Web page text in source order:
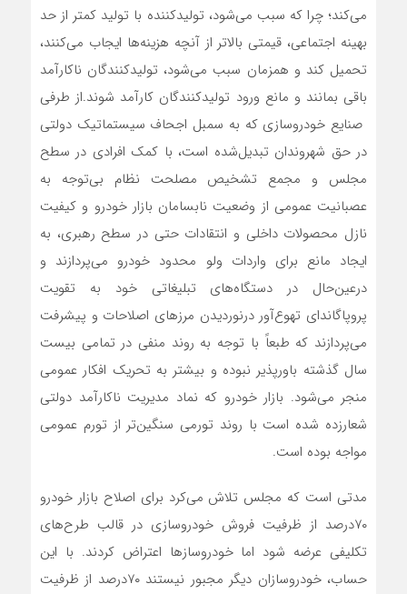
می‌کند؛ چرا که سبب می‌شود، تولیدکننده با تولید کمتر از حد
بهینه اجتماعی، قیمتی بالاتر از آنچه هزینه‌ها ایجاب می‌کنند،
تحمیل کند و همزمان سبب می‌شود، تولیدکنندگان ناکارآمد
باقی بمانند و مانع ورود تولیدکنندگان کارآمد شوند.از طرفی
صنایع خودروسازی که به سمبل اجحاف سیستماتیک دولتی
در حق شهروندان تبدیل‌شده است، با کمک افرادی در سطح
مجلس و مجمع تشخیص مصلحت نظام بی‌توجه به
عصبانیت عمومی از وضعیت نابسامان بازار خودرو و کیفیت
نازل محصولات داخلی و انتقادات حتی در سطح رهبری، به
ایجاد مانع برای واردات ولو محدود خودرو می‌پردازند و
درعین‌حال در دستگاه‌های تبلیغاتی خود به تقویت
پروپاگاندای تهوع‌آور درنوردیدن مرزهای اصلاحات و پیشرفت
می‌پردازند که طبعاً با توجه به روند منفی در تمامی بیست
سال گذشته باورپذیر نبوده و بیشتر به تحریک افکار عمومی
منجر می‌شود. بازار خودرو که نماد مدیریت ناکارآمد دولتی
شعارزده شده است با روند تورمی سنگین‌تر از تورم عمومی
مواجه بوده است.
مدتی است که مجلس تلاش می‌کرد برای اصلاح بازار خودرو
۷۰درصد از ظرفیت فروش خودروسازی در قالب طرح‌های
تکلیفی عرضه شود اما خودروسازها اعتراض کردند. با این
حساب، خودروسازان دیگر مجبور نیستند ۷۰درصد از ظرفیت